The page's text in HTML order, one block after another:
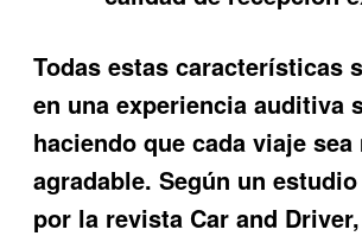
Todas estas características
en una experiencia auditiva
haciendo que cada viaje sea
agradable. Según un
por la revista Car and